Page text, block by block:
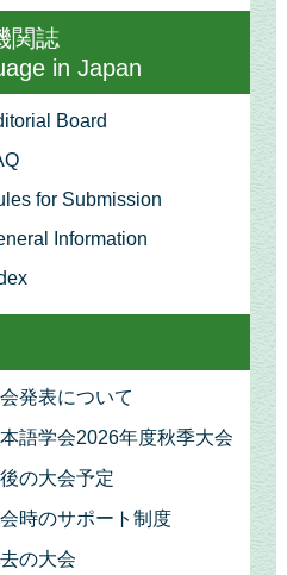
関誌
in Japan
Board
for Submission
Information
発表について
語学会2026年度秋季大会
の大会予定
時のサポート制度
の大会